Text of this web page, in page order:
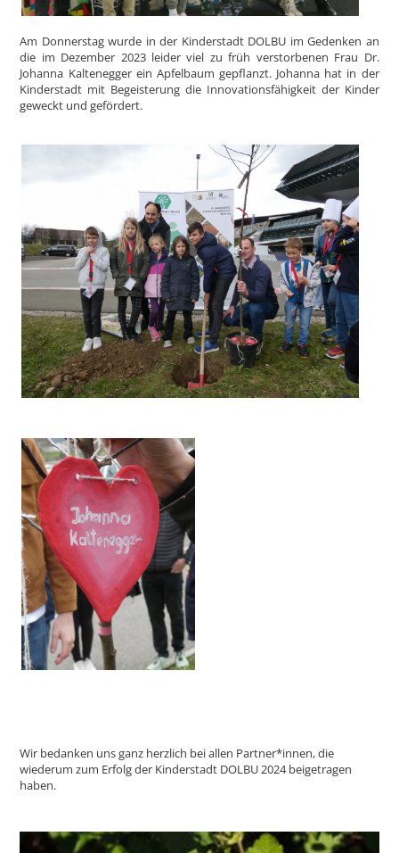
Am Donnerstag wurde in der Kinderstadt DOLBU im Gedenken an
die im Dezember 2023 leider viel zu früh verstorbenen Frau Dr.
Johanna Kaltenegger ein Apfelbaum gepflanzt. Johanna hat in der
Kinderstadt mit Begeisterung die Innovationsfähigkeit der Kinder
geweckt und gefördert.
Wir bedanken uns ganz herzlich bei allen Partner*innen, die
wiederum zum Erfolg der Kinderstadt DOLBU 2024 beigetragen
haben.